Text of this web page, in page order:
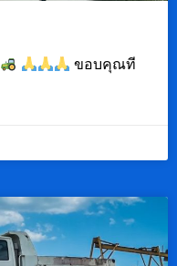
ขอบคุณที